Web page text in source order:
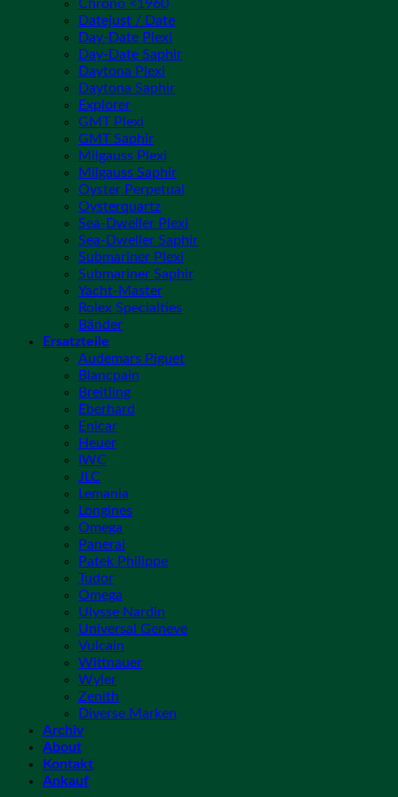
Chrono <1960
Datejust / Date
Day-Date Plexi
Day-Date Saphir
Daytona Plexi
Daytona Saphir
Explorer
GMT Plexi
GMT Saphir
Milgauss Plexi
Milgauss Saphir
Oyster Perpetual
Oysterquartz
Sea-Dweller Plexi
Sea-Dweller Saphir
Submariner Plexi
Submariner Saphir
Yacht-Master
Rolex Specialties
Bänder
Ersatzteile
Audemars Piguet
Blancpain
Breitling
Eberhard
Enicar
Heuer
IWC
JLC
Lemania
Longines
Omega
Panerai
Patek Philippe
Tudor
Omega
Ulysse Nardin
Universal Geneve
Vulcain
Wittnauer
Wyler
Zenith
Diverse Marken
Archiv
About
Kontakt
Ankauf